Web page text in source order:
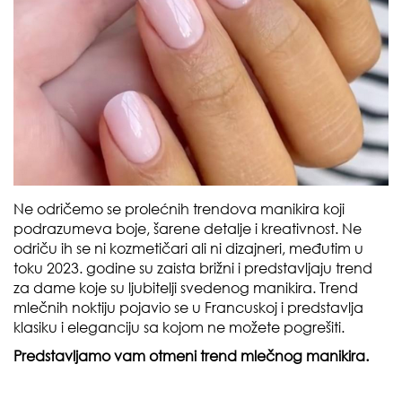
Ne odričemo se prolećnih trendova manikira koji
podrazumeva boje, šarene detalje i kreativnost. Ne
odriču ih se ni kozmetičari ali ni dizajneri, međutim u
toku 2023. godine su zaista brižni i predstavljaju trend
za dame koje su ljubitelji svedenog manikira. Trend
mlečnih noktiju pojavio se u Francuskoj i predstavlja
klasiku i eleganciju sa kojom ne možete pogrešiti.
Predstavljamo vam otmeni trend mlečnog manikira.